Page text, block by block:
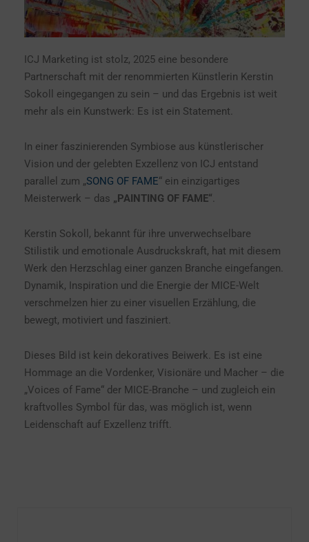
ICJ Marketing ist stolz, 2025 eine besondere
Partnerschaft mit der renommierten Künstlerin Kerstin
Sokoll
eingegangen zu sein – und das Ergebnis ist weit
mehr als ein Kunstwerk: Es ist ein Statement.
In einer faszinierenden Symbiose aus künstlerischer
Vision und der gelebten Exzellenz von ICJ entstand
parallel zum „SONG OF FAME“ ein einzigartiges
Meisterwerk – das „PAINTING OF FAME“.
Kerstin Sokoll, bekannt für ihre unverwechselbare
Stilistik und emotionale Ausdruckskraft, hat mit diesem
Werk den Herzschlag einer ganzen Branche eingefangen.
Dynamik, Inspiration und die Energie der MICE-Welt
verschmelzen hier zu einer visuellen Erzählung, die
bewegt, motiviert und fasziniert.
Dieses Bild ist kein dekoratives Beiwerk. Es ist eine
Hommage an die Vordenker, Visionäre und Macher – die
„Voices of Fame“ der MICE-Branche – und zugleich ein
kraftvolles Symbol für das, was möglich ist, wenn
Leidenschaft auf Exzellenz trifft.